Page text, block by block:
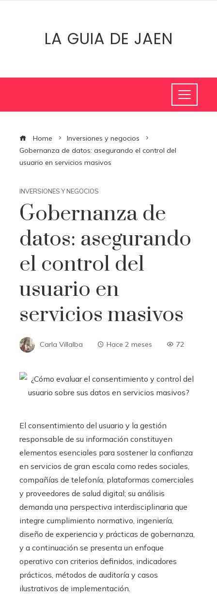
LA GUIA DE JAEN
Home
Inversiones y negocios
Gobernanza de datos: asegurando el control del
usuario en servicios masivos
INVERSIONES Y NEGOCIOS
Gobernanza de
datos: asegurando
el control del
usuario en
servicios masivos
Carla Villalba Hace 2 meses 72
El consentimiento del usuario y la gestión
responsable de su información constituyen
elementos esenciales para sostener la confianza
en servicios de gran escala como redes sociales,
compañías de telefonía, plataformas comerciales
y proveedores de salud digital; su análisis
demanda una perspectiva interdisciplinaria que
integre cumplimiento normativo, ingeniería,
diseño de experiencia y prácticas de gobernanza,
y a continuación se presenta un enfoque
operativo con criterios definidos, indicadores
prácticos, métodos de auditoría y casos
ilustrativos de implementación.